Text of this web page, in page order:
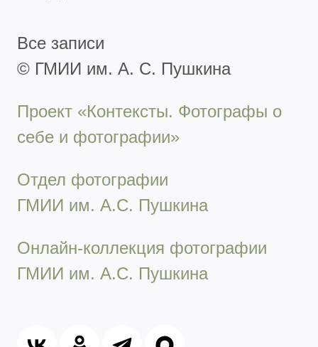
Все записи
© ГМИИ им. А. С. Пушкина
Проект «Контексты. Фотографы о
себе и фотографии»
Отдел фотографии
ГМИИ им. А.С. Пушкина
Онлайн-коллекция фотографии
ГМИИ им. А.С. Пушкина